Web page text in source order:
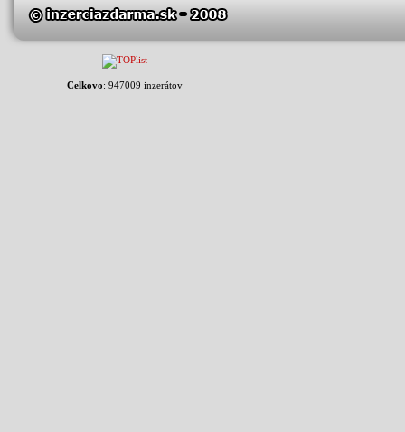
Celkovo: 947009 inzerátov